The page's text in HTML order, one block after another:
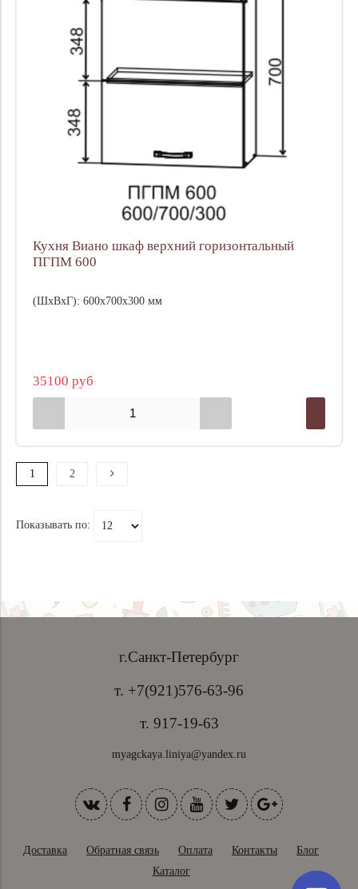
Кухня Виано шкаф верхний горизонтальный
ПГПМ 600
(ШхВхГ): 600х700х300 мм
35100 руб
1 2
Показывать по:
г.Санкт-Петербург
т. +7(921)576-63-96
т. 917-19-63
myagckaya.liniya@yandex.ru
Доставка Обратная связь Оплата Контакты
Блог
Каталог